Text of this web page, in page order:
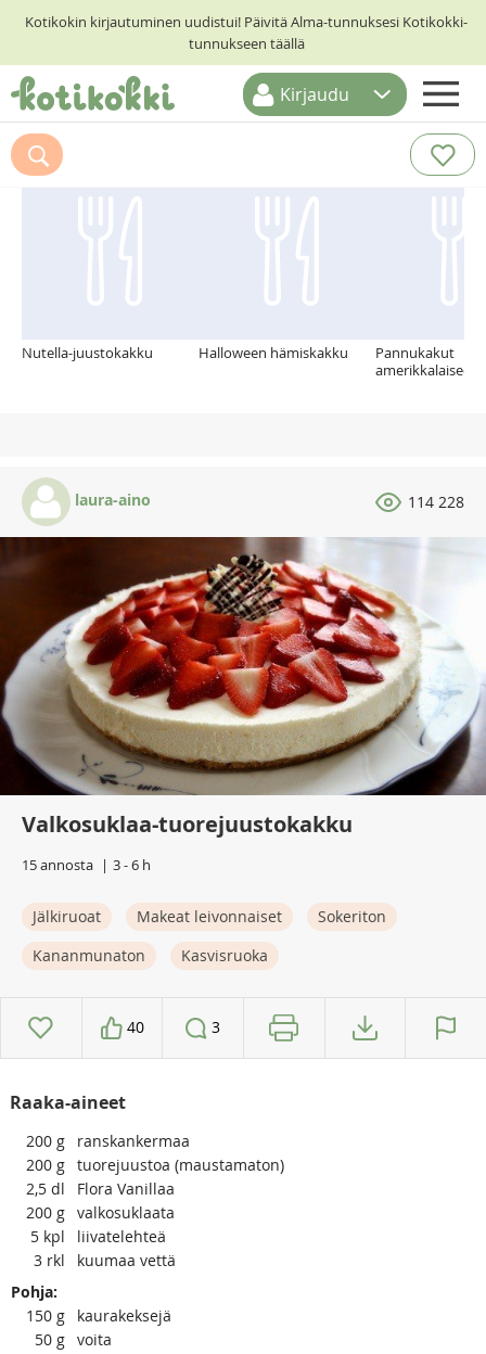
Kotikokin kirjautuminen uudistui! Päivitä Alma-tunnuksesi Kotikokki-
tunnukseen täällä
ETUSIVU
RESEPTIHAKU
Kirjaudu
Suosittelemme myös
Nutella-juustokakku Halloween hämiskakku
Pannukakut
amerikkalaiseen
laura-aino 114 228
Valkosuklaa-tuorejuustokakku
15 annosta 3 - 6 h
Jälkiruoat Makeat leivonnaiset
Sokeriton
Kananmunaton
Kasvisruoka
40 3
Raaka-aineet
200 g
ranskankermaa
200 g tuorejuustoa (maustamaton)
2,5 dl
Flora Vanillaa
200 g valkosuklaata
5 kpl
liivatelehteä
3 rkl
kuumaa vettä
Pohja:
150 g
kaurakeksejä
50 g voita